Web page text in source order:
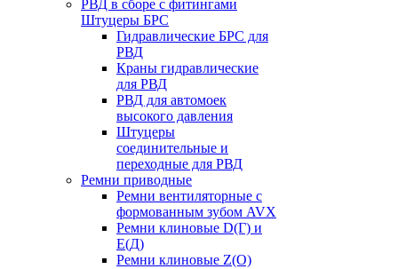
РВД в сборе с фитингами
Штуцеры БРС
Гидравлические БРС для
РВД
Краны гидравлические
для РВД
РВД для автомоек
высокого давления
Штуцеры
соединительные и
переходные для РВД
Ремни приводные
Ремни вентиляторные с
формованным зубом AVX
Ремни клиновые D(Г) и
Е(Д)
Ремни клиновые Z(О)